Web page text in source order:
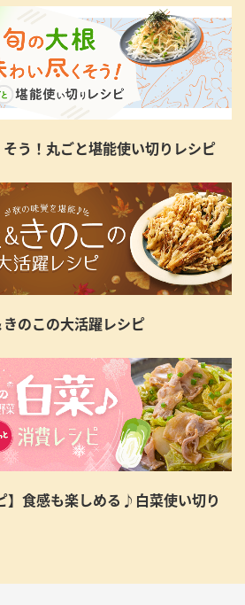
う！丸ごと堪能使い切りレシピ
のこの大活躍レシピ
】食感も楽しめる♪白菜使い切り